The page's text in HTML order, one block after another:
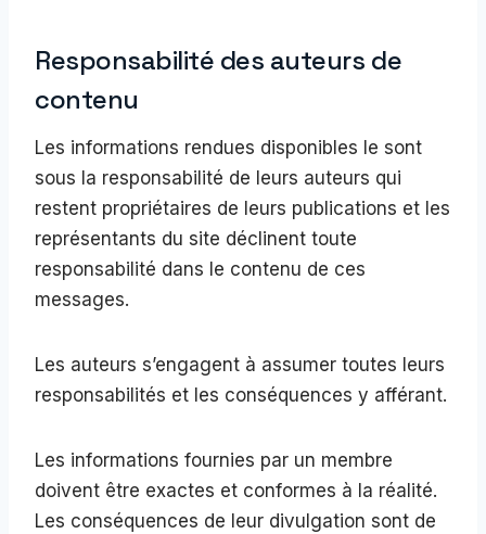
Responsabilité des auteurs de
contenu
Les informations rendues disponibles le sont
sous la responsabilité de leurs auteurs qui
restent propriétaires de leurs publications et les
représentants du site déclinent toute
responsabilité dans le contenu de ces
messages.
Les auteurs s’engagent à assumer toutes leurs
responsabilités et les conséquences y afférant.
Les informations fournies par un membre
doivent être exactes et conformes à la réalité.
Les conséquences de leur divulgation sont de